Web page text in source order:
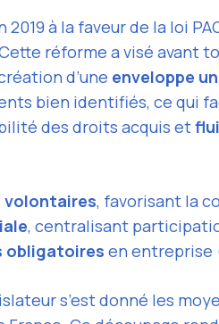
2019 à la faveur de la loi
réforme a visé avant
d’une enveloppe
bien identifiés, ce qui
des droits acquis et
volontaires, favorisant la
, centralisant
obligatoires en entreprise
s’est donné les